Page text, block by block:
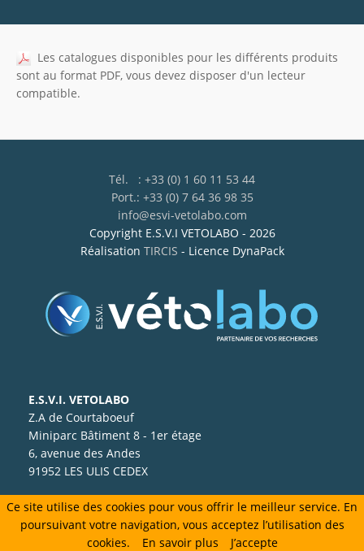
Les catalogues disponibles pour les différents produits
sont au format PDF, vous devez disposer d'un lecteur
compatible.
Tél. : +33 (0) 1 60 11 53 44
Port.: +33 (0) 7 64 36 98 35
info@esvi-vetolabo.com
Copyright E.S.V.I VETOLABO - 2026
Réalisation TIRCIS - Licence DynaPack
E.S.V.I. VETOLABO
Z.A de Courtaboeuf
Miniparc Bâtiment 8 - 1er étage
6, avenue des Andes
91952 LES ULIS CEDEX
Ce site utilise des cookies pour vous offrir le meilleur service. En
poursuivant votre navigation, vous acceptez l’utilisation des
cookies.
En savoir plus J’accepte